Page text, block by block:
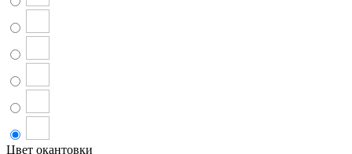
Цвет окантовки